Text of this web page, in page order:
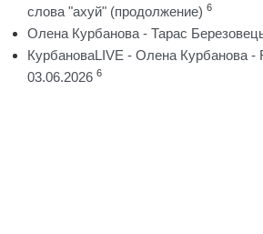
слова "ахуй" (продолжение) 6
Олена Курбанова - Тарас
КурбановаLIVE - Олена Курбанова -
03.06.2026 6